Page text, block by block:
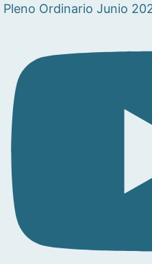
Pleno Ordinario Junio